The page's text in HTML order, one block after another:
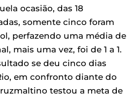
ocasião, das 18
somente cinco foram
perfazendo uma média de
mais uma vez, foi de 1 a 1.
se deu cinco dias
em confronto diante do
testou a meta de